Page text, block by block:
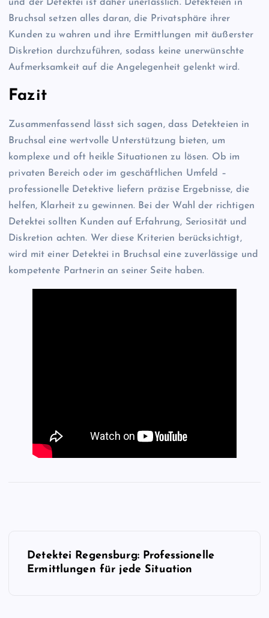
und der Detektei ist daher unerlässlich. Detekteien in
Bruchsal setzen alles daran, die Privatsphäre ihrer
Kunden zu wahren und ihre Ermittlungen mit äußerster
Diskretion durchzuführen, sodass keine unerwünschte
Aufmerksamkeit auf die Angelegenheit gelenkt wird.
Fazit
Zusammenfassend lässt sich sagen, dass Detekteien in
Bruchsal eine wertvolle Unterstützung bieten, um
komplexe und oft heikle Situationen zu lösen. Ob im
privaten Bereich oder im geschäftlichen Umfeld –
professionelle Detektive liefern präzise Ergebnisse, die
helfen, Klarheit zu gewinnen. Bei der Wahl der richtigen
Detektei sollten Kunden auf Erfahrung, Seriosität und
Diskretion achten. Wer diese Kriterien berücksichtigt,
wird mit einer Detektei in Bruchsal eine zuverlässige und
kompetente Partnerin an seiner Seite haben.
Detektei Regensburg: Professionelle
Ermittlungen für jede Situation